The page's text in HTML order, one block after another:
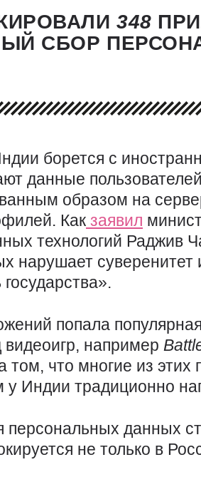
348
СБОР
борется с
данные
образом на
Как заявил
технологий Раджив
нарушает суверенитет
попала
например
том, что многие из
у Индии традиционно
персональных данных
не только в